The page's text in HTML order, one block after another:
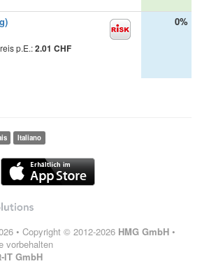
p.E.:2.01 CHF
0%
Italiano
• Copyright © 2012-2026 HMG GmbH •
vorbehalten
IT GmbH